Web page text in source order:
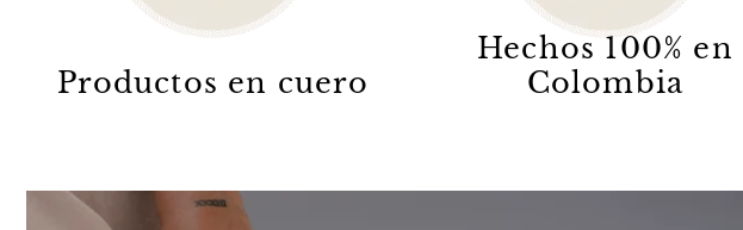
Productos en cuero
Hechos 100% en
Colombia